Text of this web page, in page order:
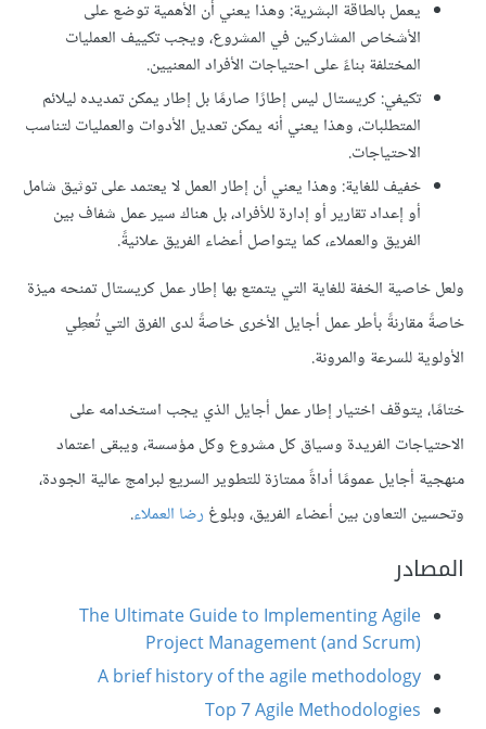
يعمل بالطاقة البشرية: وهذا يعني أن الأهمية توضع على
الأشخاص المشاركين في المشروع، ويجب تكييف العمليات
المختلفة بناءً على احتياجات الأفراد المعنيين.
تكيفي: كريستال ليس إطارًا صارمًا بل إطار يمكن تمديده ليلائم
المتطلبات، وهذا يعني أنه يمكن تعديل الأدوات والعمليات لتناسب
الاحتياجات.
خفيف للغاية: وهذا يعني أن إطار العمل لا يعتمد على توثيق شامل
أو إعداد تقارير أو إدارة للأفراد، بل هناك سير عمل شفاف بين
الفريق والعملاء، كما يتواصل أعضاء الفريق علانيةً.
ولعل خاصية الخفة للغاية التي يتمتع بها إطار عمل كريستال تمنحه ميزة
خاصةً مقارنةً بأطر عمل أجايل الأخرى خاصةً لدى الفرق التي تُعطِي
الأولوية للسرعة والمرونة.
ختامًا، يتوقف اختيار إطار عمل أجايل الذي يجب استخدامه على
الاحتياجات الفريدة وسياق كل مشروع وكل مؤسسة، ويبقى اعتماد
منهجية أجايل عمومًا أداةً ممتازة للتطوير السريع لبرامج عالية الجودة،
وتحسين التعاون بين أعضاء الفريق، وبلوغ رضا العملاء.
المصادر
The Ultimate Guide to Implementing Agile
Project Management (and Scrum)
A brief history of the agile methodology
Top 7 Agile Methodologies